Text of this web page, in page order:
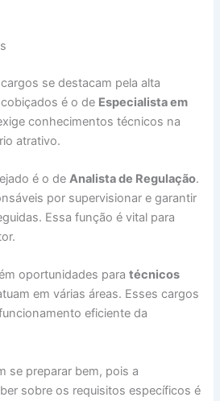
se destacam pela alta
é o de Especialista em
conhecimentos técnicos na
atrativo.
é o deAnalista de Regulação.
por supervisionar e garantir
Essa função é vital para
oportunidades paratécnicos
em várias áreas. Esses cargos
eficiente da
se preparar bem, pois a
sobre os requisitos específicos é